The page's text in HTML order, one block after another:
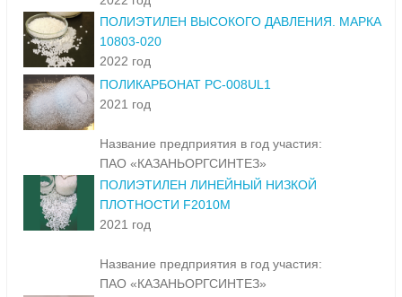
ПОЛИЭТИЛЕН ВЫСОКОГО ДАВЛЕНИЯ. МАРКА
10803-020
2022 год
ПОЛИКАРБОНАТ PC-008UL1
2021 год
Название предприятия в год участия:
ПАО «КАЗАНЬОРГСИНТЕЗ»
ПОЛИЭТИЛЕН ЛИНЕЙНЫЙ НИЗКОЙ
ПЛОТНОСТИ F2010M
2021 год
Название предприятия в год участия:
ПАО «КАЗАНЬОРГСИНТЕЗ»